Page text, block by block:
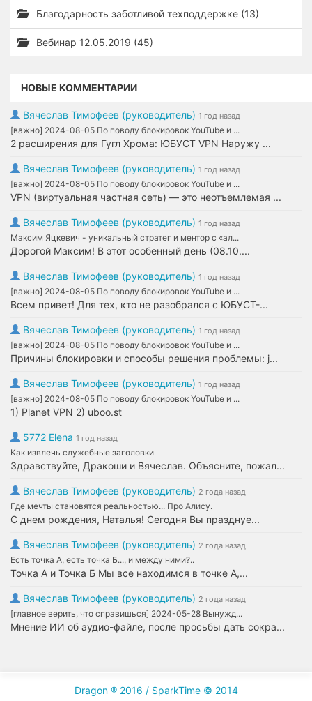
Благодарность заботливой техподдержке (13)
Вебинар 12.05.2019 (45)
НОВЫЕ КОММЕНТАРИИ
Вячеслав Тимофеев (руководитель) 1 год назад
[важно] 2024-08-05 По поводу блокировок YouTube и ...
2 расширения для Гугл Хрома: ЮБУСТ VPN Наружу ...
Вячеслав Тимофеев (руководитель) 1 год назад
[важно] 2024-08-05 По поводу блокировок YouTube и ...
VPN (виртуальная частная сеть) — это неотъемлемая ...
Вячеслав Тимофеев (руководитель) 1 год назад
Максим Яцкевич - уникальный стратег и ментор с «ал...
Дорогой Максим! В этот особенный день (08.10....
Вячеслав Тимофеев (руководитель) 1 год назад
[важно] 2024-08-05 По поводу блокировок YouTube и ...
Всем привет! Для тех, кто не разобрался с ЮБУСТ-...
Вячеслав Тимофеев (руководитель) 1 год назад
[важно] 2024-08-05 По поводу блокировок YouTube и ...
Причины блокировки и способы решения проблемы: j...
Вячеслав Тимофеев (руководитель) 1 год назад
[важно] 2024-08-05 По поводу блокировок YouTube и ...
1) Planet VPN 2) uboo.st
5772 Elena 1 год назад
Как извлечь служебные заголовки
Здравствуйте, Дракоши и Вячеслав. Объясните, пожал...
Вячеслав Тимофеев (руководитель) 2 года назад
Где мечты становятся реальностью... Про Алису.
С днем рождения, Наталья! Сегодня Вы празднуе...
Вячеслав Тимофеев (руководитель) 2 года назад
Есть точка А, есть точка Б..., и между ними?..
Точка А и Точка Б Мы все находимся в точке А,...
Вячеслав Тимофеев (руководитель) 2 года назад
[главное верить, что справишься] 2024-05-28 Вынужд...
Мнение ИИ об аудио-файле, после просьбы дать сокра...
Dragon ® 2016 / SparkTime © 2014